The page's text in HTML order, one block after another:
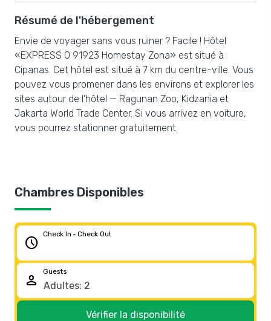
Résumé de l'hébergement
Envie de voyager sans vous ruiner ? Facile ! Hôtel
«EXPRESS O 91923 Homestay Zona» est situé à
Cipanas. Cet hôtel est situé à 7 km du centre-ville. Vous
pouvez vous promener dans les environs et explorer les
sites autour de l’hôtel — Ragunan Zoo, Kidzania et
Jakarta World Trade Center. Si vous arrivez en voiture,
vous pourrez stationner gratuitement.
Chambres Disponibles
schedule
Check In - Check Out
person
Guests
Vérifier la disponibilité